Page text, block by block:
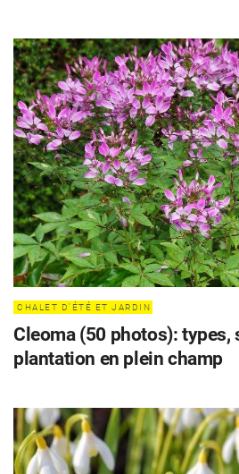
Cleoma (50 photos): types,
plantation en plein champ
CHALET D'ÉTÉ ET JARDIN